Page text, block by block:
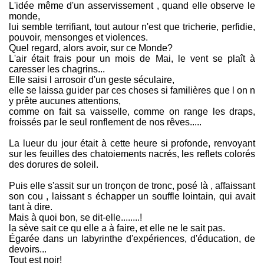
L'idée même d'un asservissement , quand elle observe le
monde,
lui semble terrifiant, tout autour n'est que tricherie, perfidie,
pouvoir, mensonges et violences.
Quel regard, alors avoir, sur ce Monde?
L'air était frais pour un mois de Mai, le vent se plaît à
caresser les chagrins...
Elle saisi l arrosoir d'un geste séculaire,
elle se laissa guider par ces choses si familières que l on n
y prête aucunes attentions,
comme on fait sa vaisselle, comme on range les draps,
froissés par le seul ronflement de nos rêves.....
La lueur du jour était à cette heure si profonde, renvoyant
sur les feuilles des chatoiements nacrés, les reflets colorés
des dorures de soleil.
Puis elle s'assit sur un tronçon de tronc, posé là , affaissant
son cou , laissant s échapper un souffle lointain, qui avait
tant à dire.
Mais à quoi bon, se dit-elle........!
la sève sait ce qu elle a à faire, et elle ne le sait pas.
Égarée dans un labyrinthe d'expériences, d'éducation, de
devoirs...
Tout est noir!